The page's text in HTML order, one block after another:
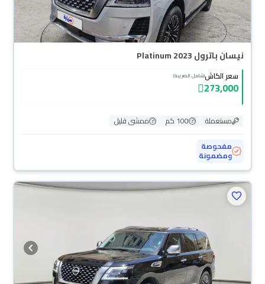
نيسان باترول Platinum 2023
سعر الكاش(شامل الضريبة)
273,000
مستعملة 100 كم
ممشى قليل
مفحوصة
ومضمونة